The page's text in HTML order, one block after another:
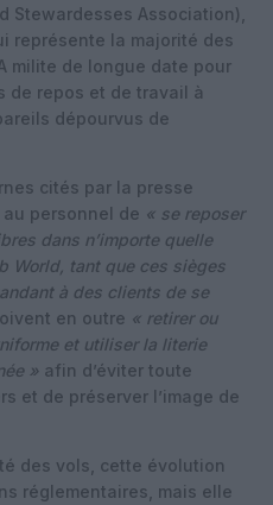
Stewardesses Association),
représente la majorité des
milite de longue date pour
de repos et de travail à
dépourvus de
cités par la presse
personnel de « se reposer
dans n’importe quelle
World, tant que ces sièges
à des clients de se
en outre « retirer ou
et utiliser la literie
» afin d’éviter toute
et de préserver l’image de
des vols, cette évolution
réglementaires, mais elle